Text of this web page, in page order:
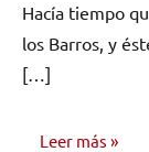
comentarios
Hacía tiempo
los Barros, y
[…]
Leer más